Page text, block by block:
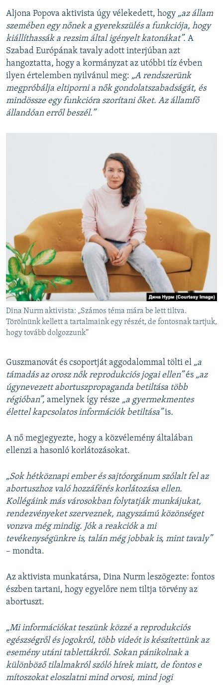
Aljona Popova aktivista úgy vélekedett, hogy „az állam
szemében egy nőnek a gyerekszülés a funkciója, hogy
kiállíthassák a rezsim által igényelt katonákat”. A
Szabad Európának tavaly adott interjúban azt
hangoztatta, hogy a kormányzat az utóbbi tíz évben
ilyen értelemben nyilvánul meg: „A rendszerünk
megpróbálja eltiporni a nők gondolatszabadságát, és
mindössze egy funkcióra szorítani őket. Az államfő
állandóan erről beszél.”
Dina Nurm aktivista: „Számos téma mára be lett tiltva.
Törölnünk kellett a tartalmaink egy részét, de fontosnak tartjuk,
hogy tovább dolgozzunk”
Guszmanovát és csoportját aggodalommal tölti el „a
támadás az orosz nők reprodukciós jogai ellen”és „az
úgynevezett abortuszpropaganda betiltása több
régióban”, amelynek így része „a gyermekmentes
élettel kapcsolatos információk betiltása”is.
A nő megjegyezte, hogy a közvélemény általában
ellenzi a hasonló korlátozásokat.
„Sok hétköznapi ember és sajtóorgánum szólalt fel az
abortuszhoz való hozzáférés korlátozása ellen.
Kollégáink más városokban folytatják munkájukat,
rendezvényeket szerveznek, nagyszámú közönséget
vonzva még mindig. Jók a reakciók a mi
tevékenységünkre is, talán még jobbak is, mint tavaly”
– mondta.
Az aktivista munkatársa, Dina Nurm leszögezte: fontos
észben tartani, hogy egyelőre nem tiltja törvény az
abortuszt.
„Mi információkat teszünk közzé a reprodukciós
egészségről és jogokról, több videót is készítettünk az
esemény utáni tablettákról. Sokan pánikolnak a
különböző tilalmakról szóló hírek miatt, de fontos e
mítoszokat eloszlatni mind orvosi, mind jogi